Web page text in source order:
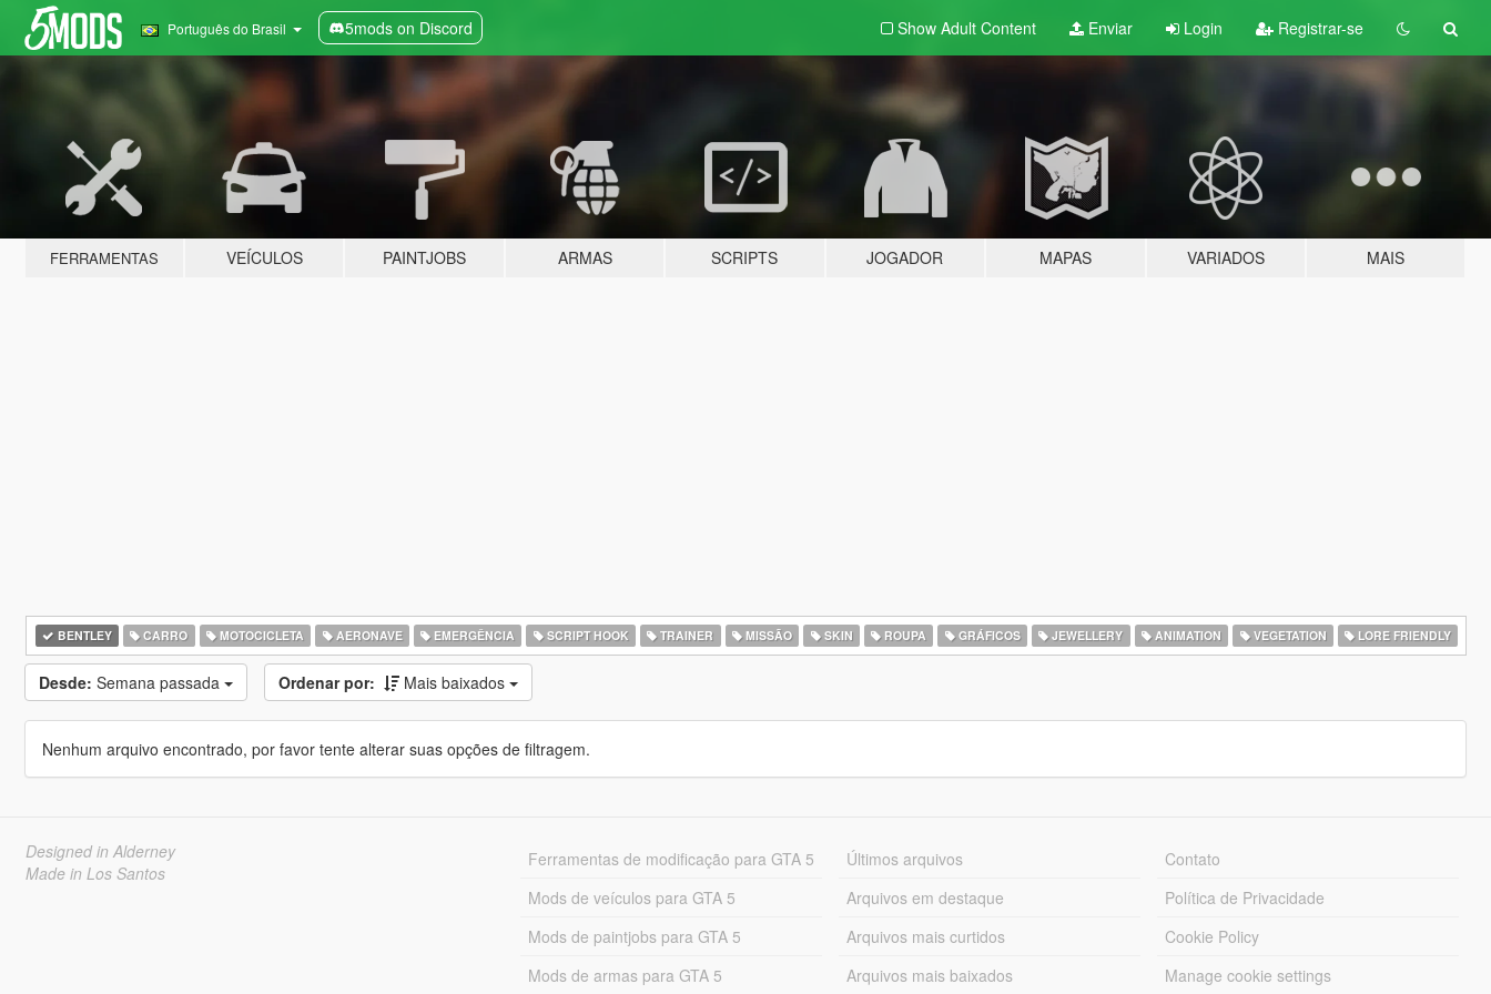
Português do Brasil 5mods on Discord Show Adult Content Enviar Login Registrar-se
FERRAMENTAS VEÍCULOS PAINTJOBS ARMAS SCRIPTS JOGADOR MAPAS VARIADOS MAIS
BENTLEY CARRO MOTOCICLETA AERONAVE EMERGÊNCIA SCRIPT HOOK TRAINER MISSÃO SKIN ROUPA GRÁFICOS JEWELLERY ANIMATION VEGETATION LORE FRIENDLY
Desde: Semana passada Ordenar por: Mais baixados
Nenhum arquivo encontrado, por favor tente alterar suas opções de filtragem.
Designed in Alderney
Made in Los Santos
Ferramentas de modificação para GTA 5
Mods de veículos para GTA 5
Mods de paintjobs para GTA 5
Mods de armas para GTA 5
Últimos arquivos
Arquivos em destaque
Arquivos mais curtidos
Arquivos mais baixados
Contato
Política de Privacidade
Cookie Policy
Manage cookie settings